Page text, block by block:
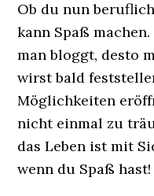
Ob du nun
kann Spaß
man bloggt, desto
wirst bald
Möglichkeiten
nicht einmal zu
das Leben ist mit
wenn du Spaß hast!